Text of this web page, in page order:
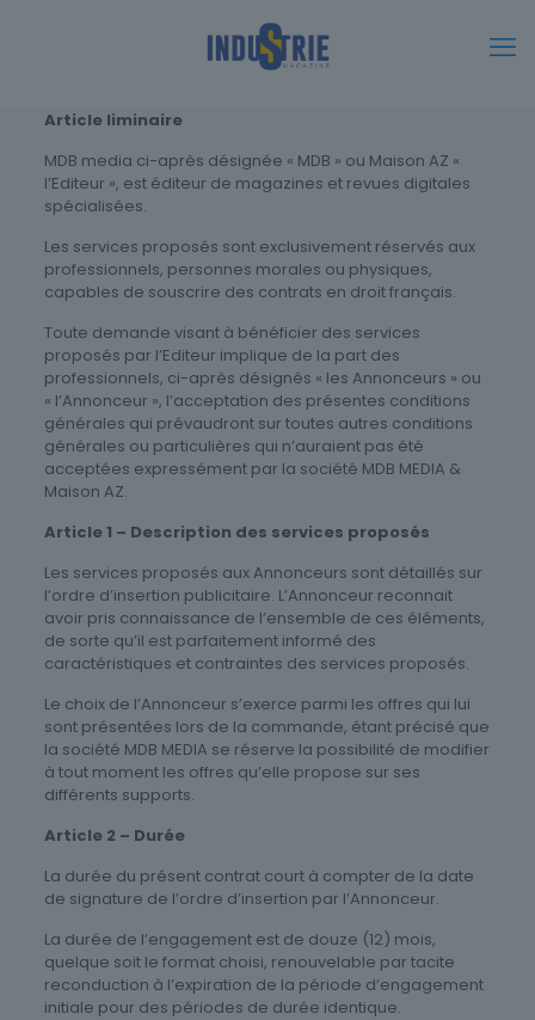
Article liminaire
MDB media ci-après désignée « MDB » ou Maison AZ «
l’Editeur », est éditeur de magazines et revues digitales
spécialisées.
Les services proposés sont exclusivement réservés aux
professionnels, personnes morales ou physiques,
capables de souscrire des contrats en droit français.
Toute demande visant à bénéficier des services
proposés par l’Editeur implique de la part des
professionnels, ci-après désignés « les Annonceurs » ou
« l’Annonceur », l’acceptation des présentes conditions
générales qui prévaudront sur toutes autres conditions
générales ou particulières qui n’auraient pas été
acceptées expressément par la société MDB MEDIA &
Maison AZ.
Article 1 – Description des services proposés
Les services proposés aux Annonceurs sont détaillés sur
l’ordre d’insertion publicitaire. L’Annonceur reconnait
avoir pris connaissance de l’ensemble de ces éléments,
de sorte qu’il est parfaitement informé des
caractéristiques et contraintes des services proposés.
Le choix de l’Annonceur s’exerce parmi les offres qui lui
sont présentées lors de la commande, étant précisé que
la société MDB MEDIA se réserve la possibilité de modifier
à tout moment les offres qu’elle propose sur ses
différents supports.
Article 2 – Durée
La durée du présent contrat court à compter de la date
de signature de l’ordre d’insertion par l’Annonceur.
La durée de l’engagement est de douze (12) mois,
quelque soit le format choisi, renouvelable par tacite
reconduction à l’expiration de la période d’engagement
initiale pour des périodes de durée identique.